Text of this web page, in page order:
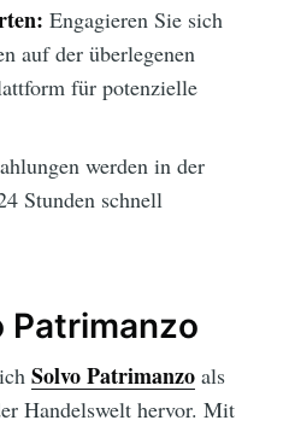
Engagieren Sie sich
auf der überlegenen
für potenzielle
werden in der
Stunden schnell
Patrimanzo
Solvo Patrimanzo als
Handelswelt hervor. Mit